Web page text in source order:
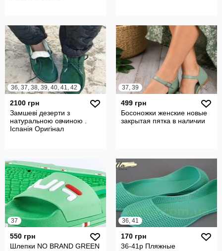
36, 37, 38, 39, 40, 41, 42
2100 грн
Замшеві дезерти з
натуральною овчиною .
Іспанія Оригінал
37, 39
499 грн
Босоножки женские новые
закрытая пятка в наличии
37
550 грн
Шлепки NO BRAND GREEN
36, 41
170 грн
36-41р Пляжные